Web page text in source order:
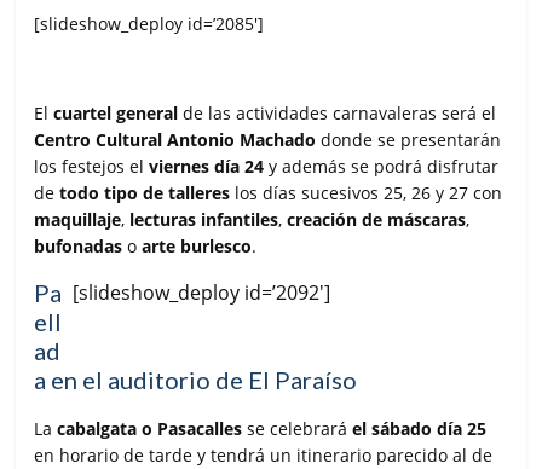
[slideshow_deploy id=’2085′]
Elcuartel general de las actividades carnavaleras será el
Centro Cultural Antonio Machado donde se presentarán
los festejos elviernes día 24y además se podrá disfrutar
detodo tipo de talleres los días sucesivos 25, 26 y 27 con
maquillaje, lecturas infantiles,creación de máscaras,
bufonadas oarte burlesco.
[slideshow_deploy id=’2092′]
Pa
ell
ad
a en el auditorio de El Paraíso
Lacabalgata o Pasacalles se celebraráel sábado día 25
en horario de tarde y tendrá un itinerario parecido al de